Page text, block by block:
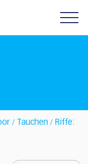
/ Tauchen / Riffe: